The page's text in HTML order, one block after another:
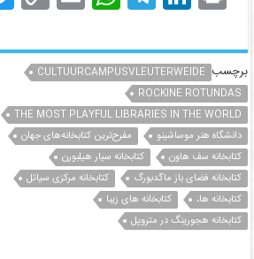
in
t
n
k
e
dI
n
el
e
gr
a
m
h
at
s
A
p
p
m
ai
l
o
p
Li
n
k
برچسب CULTUURCAMPUSVLEUTERWEIDE
ROCKINE ROTUNDAS
THE MOST PLAYFUL LIBRARIES IN THE WORLD
دانشگاه هنر موساشینو
مفرح‌ترین کتابخانه‌های جهان
کتابخانه سف هاون
کتابخانه سیار هیلبورن
کتابخانه فضای باز ماگدبورگ
کتابخانه مرکزی سیاتل
کتابخانه ها،
کتابخانه های زیبا
کتابخانه هجورینگ در متروپل